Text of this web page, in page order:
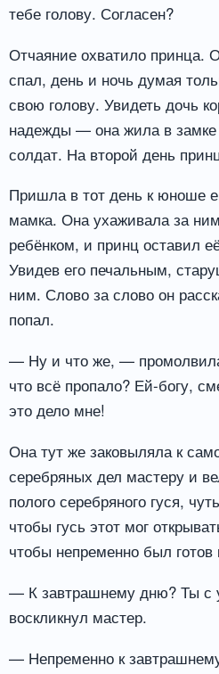
тебе голову. Согласен?
Отчаяние охватило принца.
спал, день и ночь думая
свою голову. Увидеть дочь
надежды — она жила в замке
солдат. На второй день
Пришла в тот день к юноше
мамка. Она ухаживала за
ребёнком, и принц оставил
Увидев его печальным,
ним. Слово за слово он
попал.
— Ну и что же, —
что всё пропало? Ей-богу,
это дело мне!
Она тут же заковыляла к
серебряных дел мастеру и
полого серебряного гуся,
чтобы гусь этот мог
чтобы непременно был
— К завтрашнему дню? Ты
воскликнул мастер.
— Непременно к